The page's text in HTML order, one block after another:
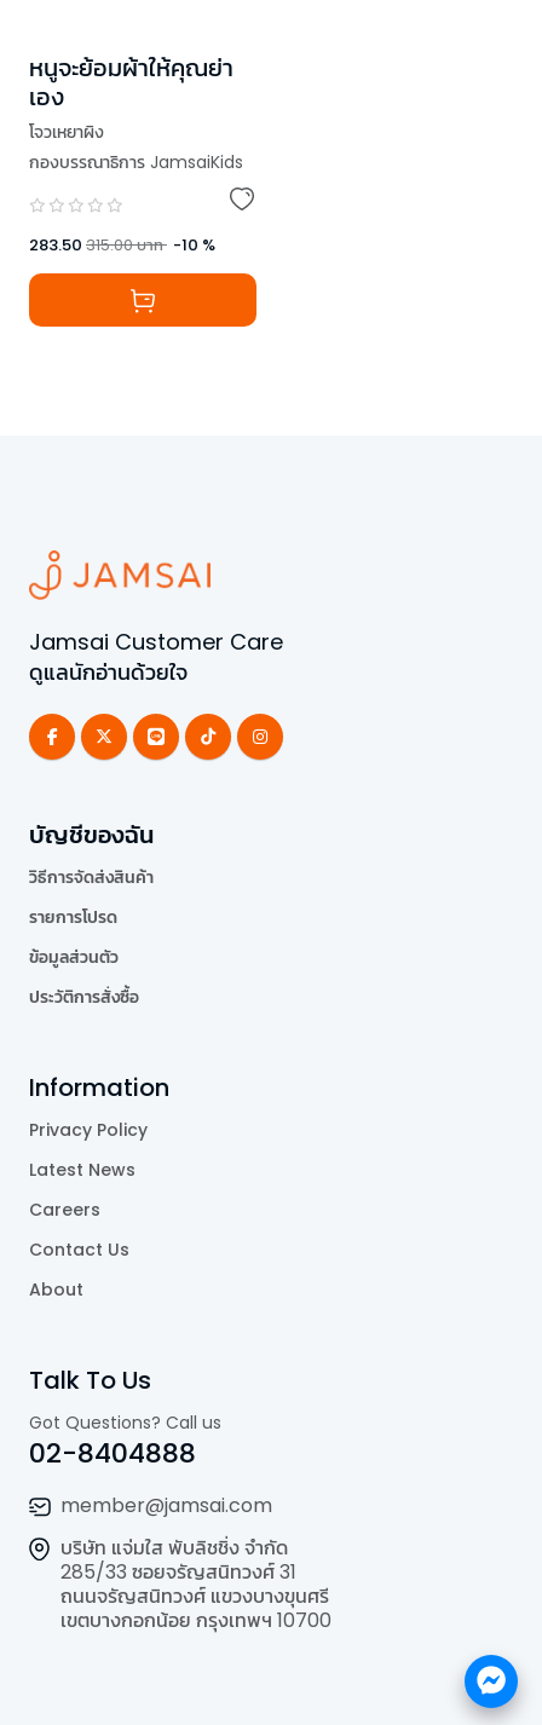
หนูจะย้อมผ้าให้คุณย่า
เอง
โจวเหยาผิง
กองบรรณาธิการ JamsaiKids
283.50 315.00บาท -10 %
Jamsai Customer Care
ดูแลนักอ่านด้วยใจ
บัญชีของฉัน
วิธีการจัดส่งสินค้า
รายการโปรด
ข้อมูลส่วนตัว
ประวัติการสั่งซื้อ
Information
Privacy Policy
Latest News
Careers
Contact Us
About
Talk To Us
Got Questions? Call us
02-8404888
member@jamsai.com
บริษัท แจ่มใส พับลิชชิ่ง จำกัด
285/33 ซอยจรัญสนิทวงศ์ 31
ถนนจรัญสนิทวงศ์ แขวงบางขุนศรี
เขตบางกอกน้อย กรุงเทพฯ 10700